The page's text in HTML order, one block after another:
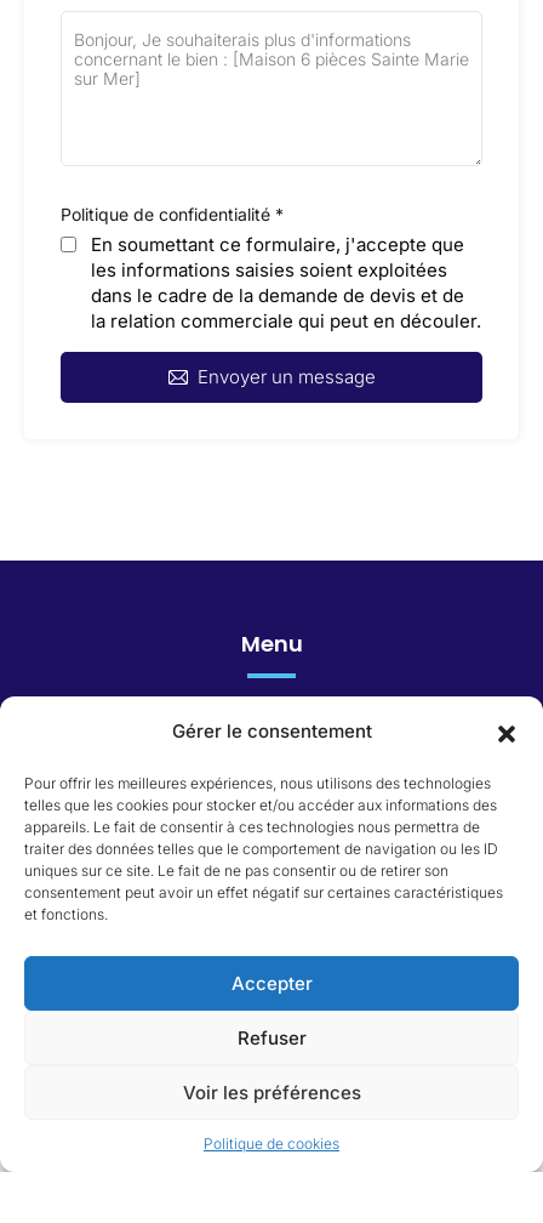
Gérer le consentement
Pour offrir les meilleures expériences, nous utilisons des technologies
telles que les cookies pour stocker et/ou accéder aux informations des
appareils. Le fait de consentir à ces technologies nous permettra de
traiter des données telles que le comportement de navigation ou les ID
uniques sur ce site. Le fait de ne pas consentir ou de retirer son
consentement peut avoir un effet négatif sur certaines caractéristiques
et fonctions.
Accepter
Refuser
Voir les préférences
Politique de cookies
Politique de confidentialité *
En soumettant ce formulaire, j'accepte que
les informations saisies soient exploitées
dans le cadre de la demande de devis et de
la relation commerciale qui peut en découler.
Envoyer un message
Menu
Catégorie du bien
Appartement
Maison
Terrain